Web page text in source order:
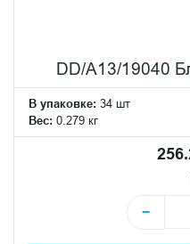
DD/A13/19040
В упаковке: 34 шт
Вес: 0.279 кг
−